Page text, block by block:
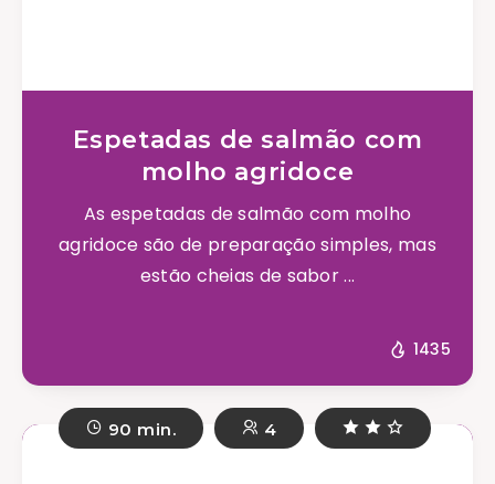
Espetadas de salmão com
molho agridoce
As espetadas de salmão com molho
agridoce são de preparação simples, mas
estão cheias de sabor ...
1435
90 min. 4